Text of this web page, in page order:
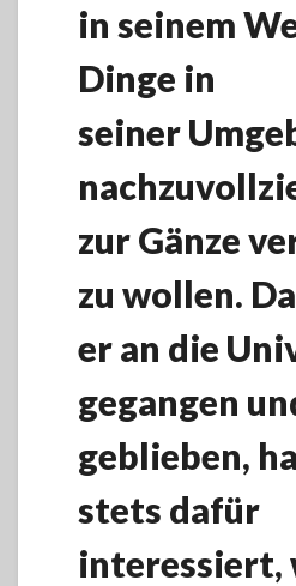
in seinem
Dinge in
seiner
zur Gänze
zu wollen.
er an die
gegangen
geblieben,
stets dafür
interessiert,